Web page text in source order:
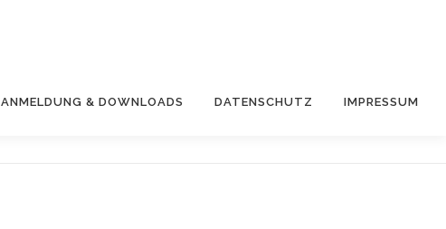
ANMELDUNG & DOWNLOADS DATENSCHUTZ IMPRESSUM